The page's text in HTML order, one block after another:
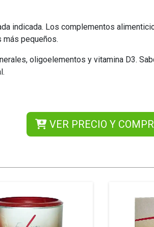
indicada. Los complementos
más pequeños.
oligoelementos y vitamina D3.
VER PRECIO Y